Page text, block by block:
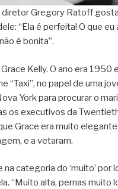
diretor Gregory Ratoff
“Ela é perfeita! O que
é bonita”.
Grace Kelly. O ano era 1950
“Taxi”, no papel de uma
York para procurar o
os executivos da
Grace era muito
e a vetaram.
na categoria do ‘muito’ por
“Muito alta, pernas muito